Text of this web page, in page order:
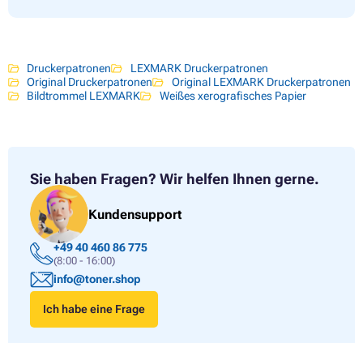
Druckerpatronen
LEXMARK Druckerpatronen
Original Druckerpatronen
Original LEXMARK Druckerpatronen
Bildtrommel LEXMARK
Weißes xerografisches Papier
Sie haben Fragen? Wir helfen Ihnen gerne.
Kundensupport
+49 40 460 86 775
(8:00 - 16:00)
info@toner.shop
Ich habe eine Frage